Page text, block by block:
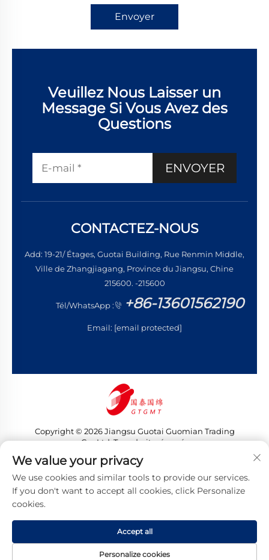
Envoyer
Veuillez Nous Laisser un
Message Si Vous Avez des
Questions
ENVOYER
CONTACTEZ-NOUS
Add: 19-21/ Étages, Guotai Building, Rue Renmin Middle,
Ville de Zhangjiagang, Province du Jiangsu, Chine
215600. -215600
Tél/WhatsApp : +86-13601562190
Email: [email protected]
Copyright © 2026 Jiangsu Guotai Guomian Trading
Co., Ltd. Tous droits réservés
Politique de confidentialité
We value your privacy
We use cookies and similar tools to provide our services.
If you don't want to accept all cookies, click Personalize
cookies.
Personalize cookies
Accept all